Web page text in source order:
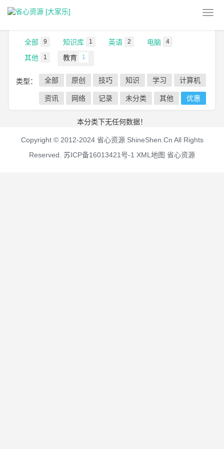
教育
全部 9 知识库 1 英语 2 电脑 4
其他 1 教育 1
类型： 全部 原创 技巧 知识 学习 计算机
资讯 网络 记录 未分类 其他 优惠
本分类下无任何数据！
Copyright © 2012-2024 省心资源 ShineShen.Cn All Rights
Reserved. 苏ICP备16013421号-1 XML地图 省心资源